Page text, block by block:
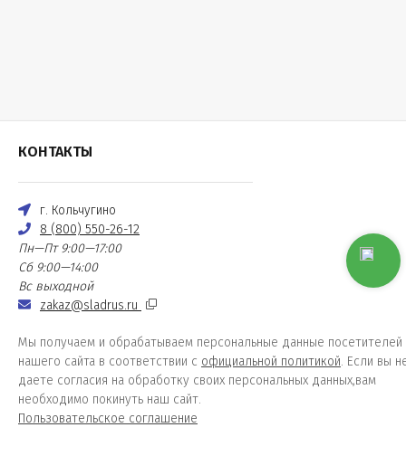
КОНТАКТЫ
г. Кольчугино
8 (800) 550-26-12
Пн—Пт 9:00—17:00
Сб 9:00—14:00
Вс выходной
zakaz@sladrus.ru
Мы получаем и обрабатываем персональные данные посетителей
нашего сайта в соответствии с официальной политикой. Если вы
даете согласия на обработку своих персональных данных,вам
необходимо покинуть наш сайт.
Пользовательское соглашение